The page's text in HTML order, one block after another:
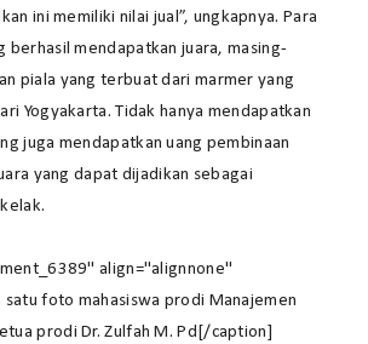
ini memiliki nilai jual”, ungkapnya. Para
berhasil mendapatkan juara, masing-
piala yang terbuat dari marmer yang
Yogyakarta. Tidak hanya mendapatkan
juga mendapatkan uang pembinaan
yang dapat dijadikan sebagai
align="alignnone"
satu foto mahasiswa prodi Manajemen
prodi Dr. Zulfah M. Pd[/caption]